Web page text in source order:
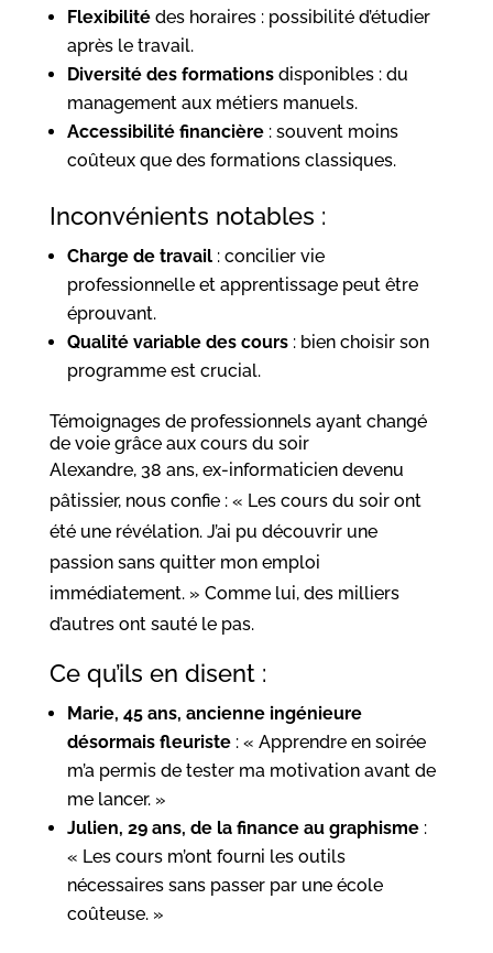
Flexibilitédes horaires : possibilité d’étudier
après le travail.
Diversité des formationsdisponibles : du
management aux métiers manuels.
Accessibilité financière: souvent moins
coûteux que des formations classiques.
Inconvénients notables :
Charge de travail: concilier vie
professionnelle et apprentissage peut être
éprouvant.
Qualité variable des cours: bien choisir son
programme est crucial.
Témoignages de professionnels ayant changé
de voie grâce aux cours du soir
Alexandre, 38 ans, ex-informaticien devenu
pâtissier, nous confie : « Les cours du soir ont
été une révélation. J’ai pu découvrir une
passion sans quitter mon emploi
immédiatement. » Comme lui, des milliers
d’autres ont sauté le pas.
Ce qu’ils en disent :
Marie, 45 ans, ancienne ingénieure
désormais fleuriste: « Apprendre en soirée
m’a permis de tester ma motivation avant de
me lancer. »
Julien, 29 ans, de la finance au graphisme:
« Les cours m’ont fourni les outils
nécessaires sans passer par une école
coûteuse. »